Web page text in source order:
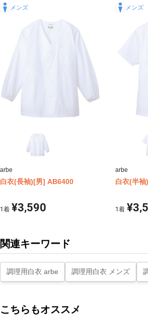
メンズ
arbe
白衣(長袖)[男] AB6400
1 着 ¥3,590
メンズ
arbe
白衣(半
1 着
関連キーワード
調理用白衣 arbe 調理用白衣 メンズ
こちらもオススメ